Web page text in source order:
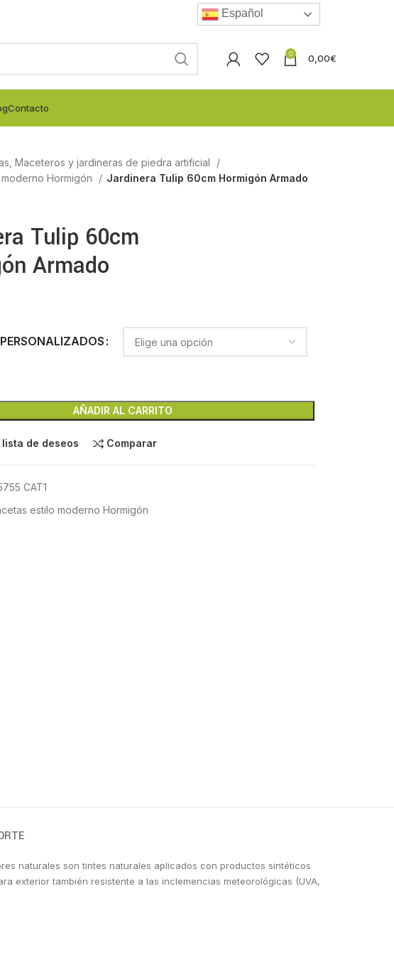
Español
0 0,00€
Contacto
Maceteros y jardineras de piedra artificial
Hormigón
Jardinera Tulip 60cm Hormigón Armado
Tulip 60cm
Armado
AÑADIR AL CARRITO
de deseos Comparar
CAT1
estilo moderno Hormigón
naturales son tintes naturales aplicados con productos sintéticos
exterior también resistente a las inclemencias meteorológicas (UVA,